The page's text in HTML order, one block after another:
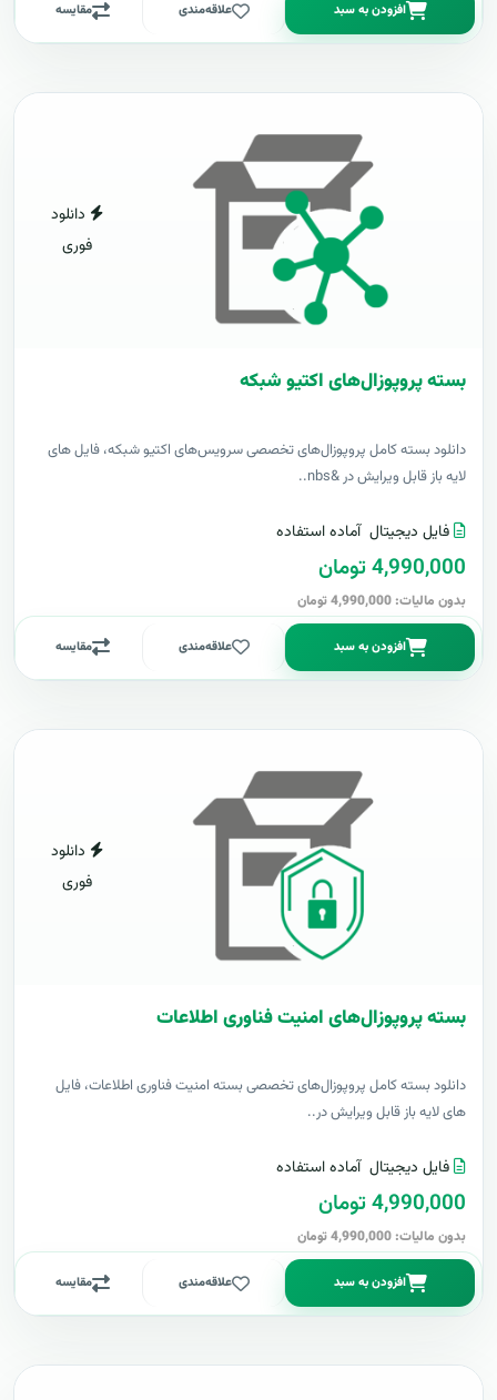
افزودن به سبد علاقه‌مندی مقایسه
دانلود
فوری
بسته پروپوزال‌های اکتیو شبکه
دانلود بسته کامل پروپوزال‌های تخصصی سرویس‌های اکتیو شبکه، فایل های
لایه باز قابل ویرایش در &nbs..
فایل دیجیتال آماده استفاده
4,990,000 تومان
بدون مالیات: 4,990,000 تومان
افزودن به سبد علاقه‌مندی مقایسه
دانلود
فوری
بسته پروپوزال‌های امنیت فناوری اطلاعات
دانلود بسته کامل پروپوزال‌های تخصصی بسته امنیت فناوری اطلاعات، فایل
های لایه باز قابل ویرایش در..
فایل دیجیتال آماده استفاده
4,990,000 تومان
بدون مالیات: 4,990,000 تومان
افزودن به سبد علاقه‌مندی مقایسه